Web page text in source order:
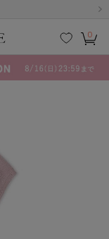
お気
に入
カー
ト
0